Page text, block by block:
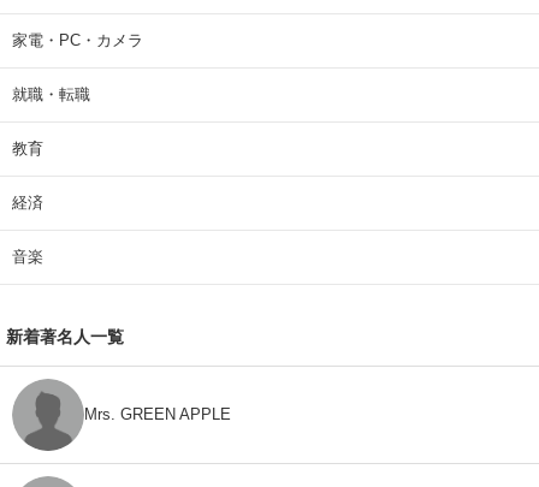
家電・PC・カメラ
就職・転職
教育
経済
音楽
新着著名人一覧
Mrs. GREEN APPLE